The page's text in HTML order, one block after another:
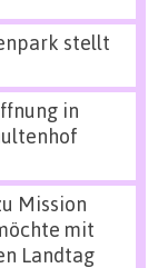
stellt
in
Mission
mit
Landtag